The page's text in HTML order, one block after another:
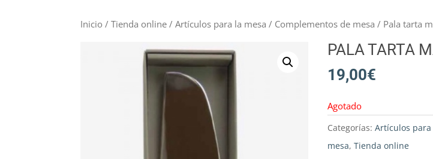
Inicio /Tienda online /Artículos para la mesa / Complementos de mesa / Pala tarta
PALA TARTA
19,00€
Agotado
Categorías:Artículos para
mesa,Tienda online